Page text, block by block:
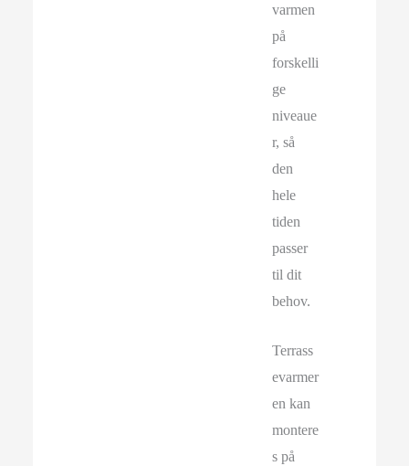
varmen
på
forskelli
ge
niveaue
r, så
den
hele
tiden
passer
til dit
behov.
Terrass
evarmer
en kan
montere
s på